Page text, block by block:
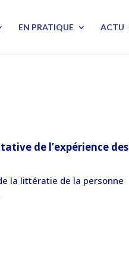
EN PRATIQUE ACTU
de l’expérience des
la littératie de la personne